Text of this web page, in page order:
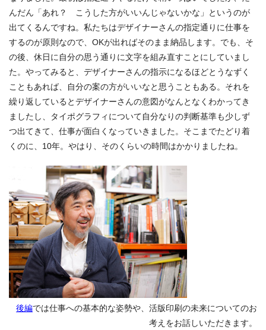
んだん「あれ？ こうした方がいいんじゃないかな」というのが
出てくるんですね。私たちはデザイナーさんの指定通りに仕事を
するのが原則なので、OKが出ればそのまま納品します。でも、そ
の後、休日に自分の思う通りに文字を組み直すことにしていまし
た。やってみると、デザイナーさんの指示になるほどとうなずく
こともあれば、自分の案の方がいいなと思うこともある。それを
繰り返しているとデザイナーさんの意図がなんとなくわかってき
ましたし、タイポグラフィについて自分なりの判断基準も少しず
つ出てきて、仕事が面白くなっていきました。そこまでたどり着
くのに、10年。やはり、そのくらいの時間はかかりましたね。
後編では仕事への基本的な姿勢や、活版印刷の未来についてのお
考えをお話しいただきます。